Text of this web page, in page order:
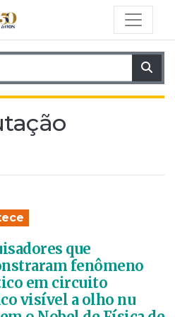
que
fenômeno
em circuito
visível a olho nu